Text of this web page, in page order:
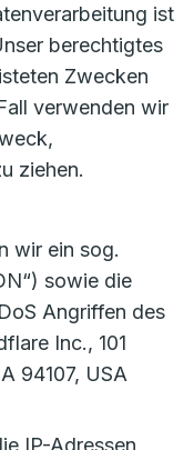
ist
berechtigtes
Zwecken
verwenden wir
ziehen.
wir ein sog.
sowie die
Angriffen des
Inc., 101
94107, USA
IP-Adressen,